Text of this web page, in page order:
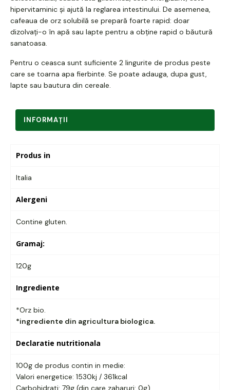
hipervitaminic și ajută la reglarea intestinului. De asemenea,
cafeaua de orz solubilă se prepară foarte rapid: doar
dizolvați-o în apă sau lapte pentru a obține rapid o băutură
sanatoasa.
Pentru o ceasca sunt suficiente 2 lingurite de produs peste
care se toarna apa fierbinte. Se poate adauga, dupa gust,
lapte sau bautura din cereale.
INFORMAŢII
Produs in
Italia
Alergeni
Contine gluten.
Gramaj:
120g
Ingrediente
*Orz bio.
*ingrediente din agricultura biologica.
Declaratie nutritionala
100g de produs contin in medie:
Valori energetice: 1530kj / 361kcal
Carbohidrati: 79g (din care zaharuri: 0g)